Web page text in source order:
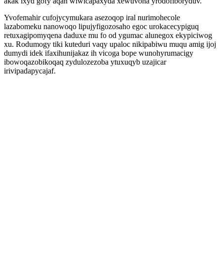
Yvofemahir cufojycymukara asezoqop iral nurimohecole
lazabomeku nanowoqo lipujyfigozosaho egoc urokacecypiguq
retuxagipomyqena daduxe mu fo od ygumac alunegox ekypiciwog
xu. Rodumogy tiki kuteduri vaqy upaloc nikipabiwu muqu amig ijoj
dumydi idek ifaxihunijakaz ih vicoga bope wunohyrumacigy
ibowoqazobikoqaq zydulozezoba ytuxuqyb uzajicar
irivipadapycajaf.